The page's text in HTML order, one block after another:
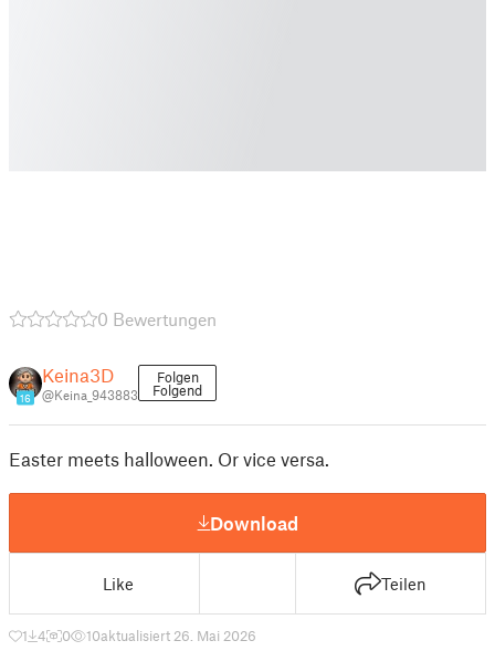
0 Bewertungen
16
Keina3D
@Keina_943883
Folgen
Folgend
Easter meets halloween. Or vice versa.
Download
Like Teilen
1 4 0 10aktualisiert 26. Mai 2026